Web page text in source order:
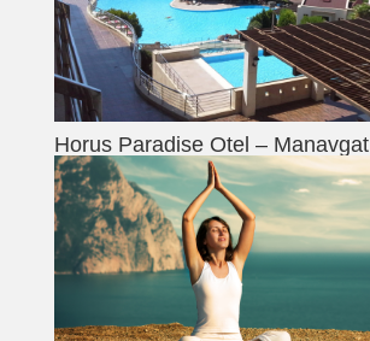
Horus Paradise Otel – Manavgat